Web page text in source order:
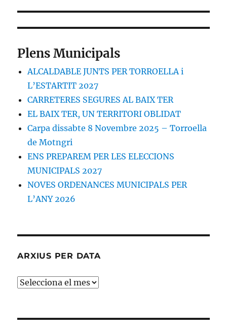
i
posen
pressupostos
Plens Municipals
ALCALDABLE JUNTS PER TORROELLA i
L’ESTARTIT 2027
CARRETERES SEGURES AL BAIX TER
EL BAIX TER, UN TERRITORI OBLIDAT
Carpa dissabte 8 Novembre 2025 – Torroella
de Motngri
ENS PREPAREM PER LES ELECCIONS
MUNICIPALS 2027
NOVES ORDENANCES MUNICIPALS PER
L’ANY 2026
ARXIUS PER DATA
ARXIUS